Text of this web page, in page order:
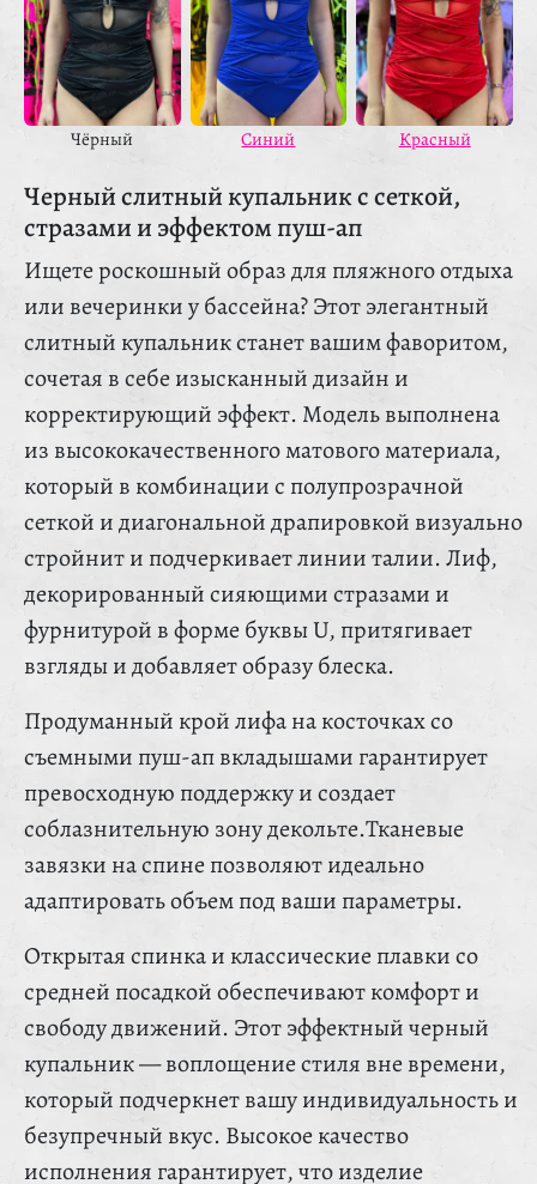
Чёрный Синий Красный
Черный слитный купальник с сеткой,
стразами и эффектом пуш-ап
Ищете роскошный образ для пляжного отдыха
или вечеринки у бассейна? Этот элегантный
слитный купальник станет вашим фаворитом,
сочетая в себе изысканный дизайн и
корректирующий эффект. Модель выполнена
из высококачественного матового материала,
который в комбинации с полупрозрачной
сеткой и диагональной драпировкой визуально
стройнит и подчеркивает линии талии. Лиф,
декорированный сияющими стразами и
фурнитурой в форме буквы U, притягивает
взгляды и добавляет образу блеска.
Продуманный крой лифа на косточках со
съемными пуш-ап вкладышами гарантирует
превосходную поддержку и создает
соблазнительную зону декольте.Тканевые
завязки на спине позволяют идеально
адаптировать объем под ваши параметры.
Открытая спинка и классические плавки со
средней посадкой обеспечивают комфорт и
свободу движений. Этот эффектный черный
купальник — воплощение стиля вне времени,
который подчеркнет вашу индивидуальность и
безупречный вкус. Высокое качество
исполнения гарантирует, что изделие